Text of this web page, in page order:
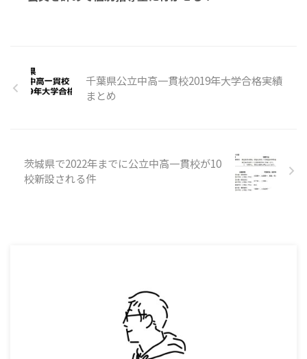
千葉県公立中高一貫校2019年大学合格実績
まとめ
茨城県で2022年までに公立中高一貫校が10
校新設される件